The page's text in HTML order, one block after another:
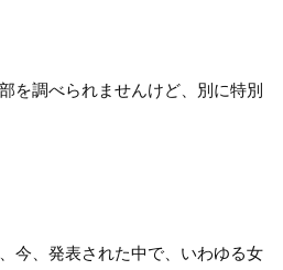
を調べられませんけど、別に特別
今、発表された中で、いわゆる女